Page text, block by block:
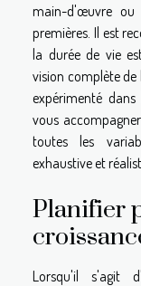
main-d'œuvre ou
premières. Il est
la durée de vie
vision complète
expérimenté
vous
toutes les
exhaustive et
Planifier
Lorsqu'il s'agit